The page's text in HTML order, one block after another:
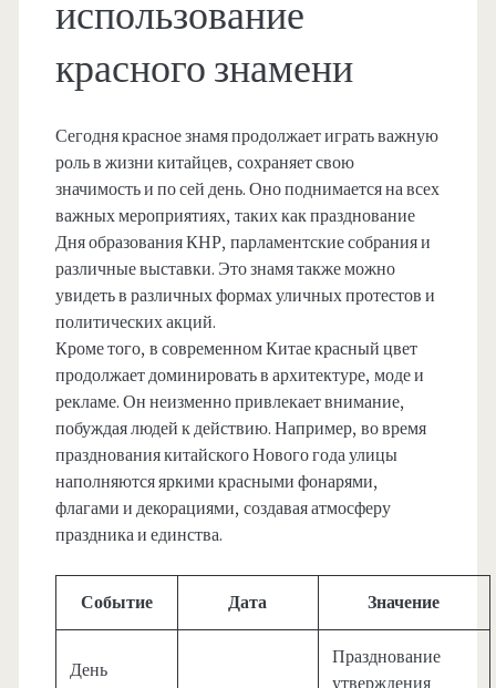
использование
красного знамени
Сегодня красное знамя продолжает играть важную
роль в жизни китайцев, сохраняет свою
значимость и по сей день. Оно поднимается на всех
важных мероприятиях, таких как празднование
Дня образования КНР, парламентские собрания и
различные выставки. Это знамя также можно
увидеть в различных формах уличных протестов и
политических акций.
Кроме того, в современном Китае красный цвет
продолжает доминировать в архитектуре, моде и
рекламе. Он неизменно привлекает внимание,
побуждая людей к действию. Например, во время
празднования китайского Нового года улицы
наполняются яркими красными фонарями,
флагами и декорациями, создавая атмосферу
праздника и единства.
Событие Дата Значение
День
Празднование